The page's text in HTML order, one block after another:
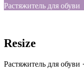
Растяжитель для обуви
Resize
Растяжитель для обуви